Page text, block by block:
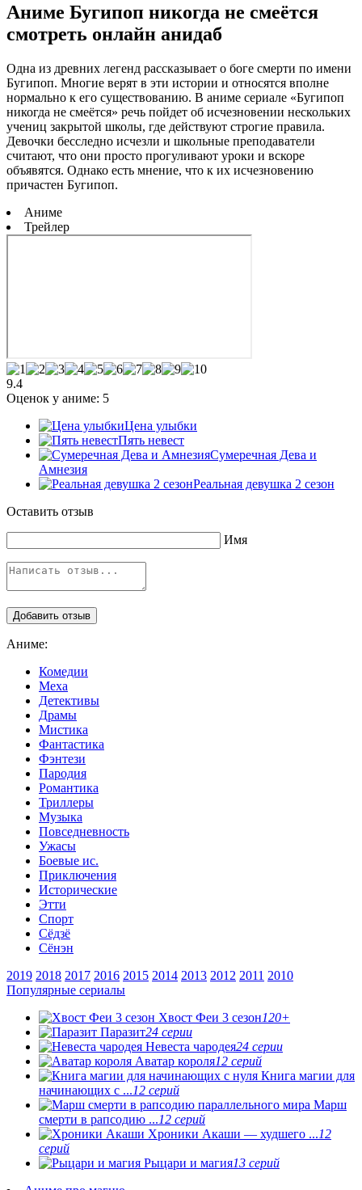
Аниме Бугипоп никогда не смеётся
смотреть онлайн анидаб
Одна из древних легенд рассказывает о боге смерти по имени
Бугипоп. Многие верят в эти истории и относятся вполне
нормально к его существованию. В аниме сериале «Бугипоп
никогда не смеётся» речь пойдет об исчезновении нескольких
учениц закрытой школы, где действуют строгие правила.
Девочки бесследно исчезли и школьные преподаватели
считают, что они просто прогуливают уроки и вскоре
объявятся. Однако есть мнение, что к их исчезновению
причастен Бугипоп.
Аниме
Трейлер
9.4
Оценок у аниме: 5
Цена улыбки
Пять невест
Сумеречная Дева и
Амнезия
Реальная девушка 2 сезон
Оставить отзыв
Имя
Аниме:
Комедии
Меха
Детективы
Драмы
Мистика
Фантастика
Фэнтези
Пародия
Романтика
Триллеры
Музыка
Повседневность
Ужасы
Боевые ис.
Приключения
Исторические
Этти
Спорт
Сёдзё
Сёнэн
2019 2018 2017 2016 2015 2014 2013 2012 2011 2010
Популярные сериалы
Хвост Феи 3 сезон120+
Паразит24 серии
Невеста чародея24 серии
Аватар короля12 серий
Книга магии для
начинающих с ...12 серий
Марш
смерти в рапсодию ...12 серий
Хроники Акаши — худшего ...12
серий
Рыцари и магия13 серий